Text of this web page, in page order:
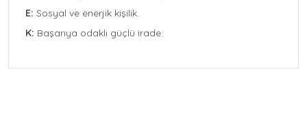
E: Sosyal ve enerjik kişilik.
K: Başarıya odaklı güçlü irade.